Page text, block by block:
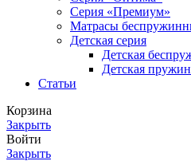
Серия «Премиум»
Матрасы
Детская серия
Детская
Детская
Статьи
Корзина
Закрыть
Войти
Закрыть